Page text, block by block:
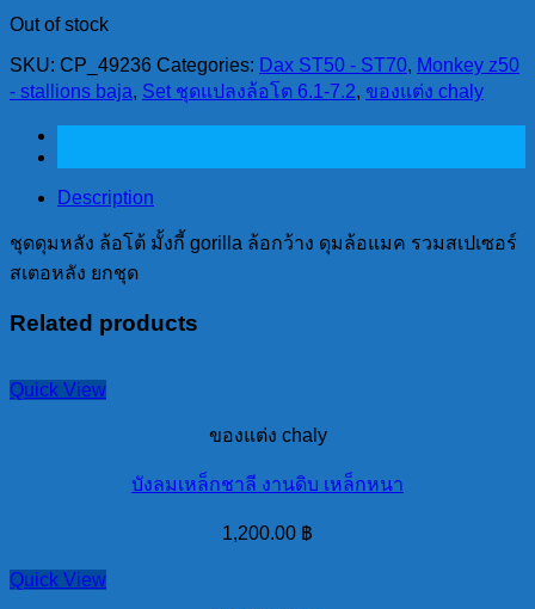
Out of stock
SKU: CP_49236 Categories: Dax ST50 - ST70, Monkey z50
- stallions baja, Set ชุดแปลงล้อโต 6.1-7.2, ของแต่ง chaly
Description
ชุดดุมหลัง ล้อโต้ มั้งกี้ gorilla ล้อกว้าง ดุมล้อแมค รวมสเปเซอร์
สเตอหลัง ยกชุด
Related products
Quick View
ของแต่ง chaly
บังลมเหล็กชาลี งานดิบ เหล็กหนา
1,200.00 ฿
Quick View